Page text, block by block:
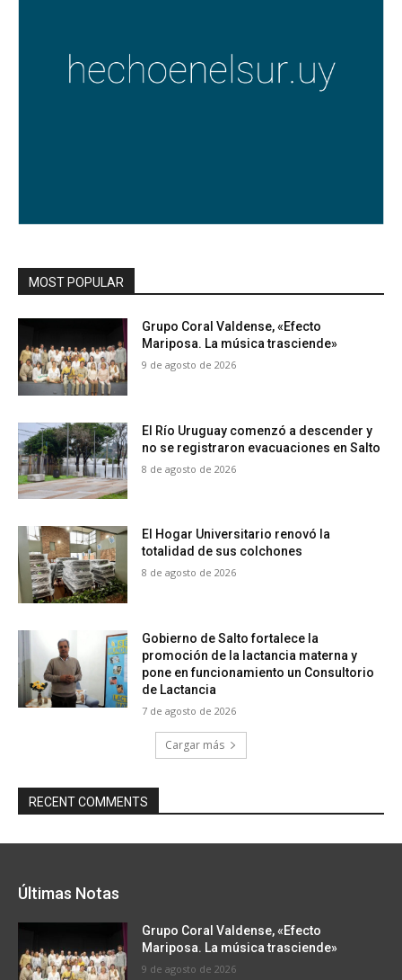
MOST POPULAR
Grupo Coral Valdense, «Efecto
Mariposa. La música trasciende»
9 de agosto de 2026
El Río Uruguay comenzó a descender y
no se registraron evacuaciones en Salto
8 de agosto de 2026
El Hogar Universitario renovó la
totalidad de sus colchones
8 de agosto de 2026
Gobierno de Salto fortalece la
promoción de la lactancia materna y
pone en funcionamiento un Consultorio
de Lactancia
7 de agosto de 2026
Cargar más
RECENT COMMENTS
Últimas Notas
Grupo Coral Valdense, «Efecto
Mariposa. La música trasciende»
9 de agosto de 2026